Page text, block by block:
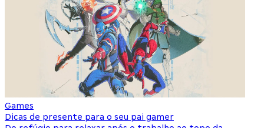
Games
Dicas de presente para o seu pai gamer